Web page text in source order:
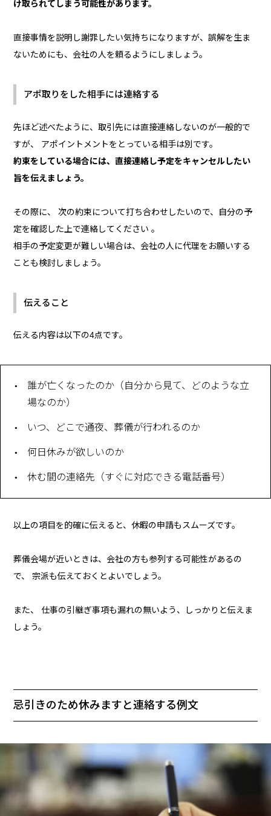
け取られてしまう可能性があります。
直接事情を説明し謝罪したい気持ちになりますが、誤解を生ま
ないためにも、会社の人を頼るようにしましょう。
アポ取りをした相手には連絡する
先ほど述べたように、取引先には直接連絡しないのが一般的で
すが、 アポイントメントをとっている相手は別です。
約束をしている場合には、直接連絡し予定をキャンセルしたい
旨を伝えましょう。
その際に、 次の約束について打ち合わせしたいので、自分の予
定を確認した上で連絡してください 。
相手の予定変更が難しい場合は、会社の人に代理をお願いする
ことも検討しましょう。
伝えること
伝える内容は以下の4点です。
誰が亡くなったのか（自分から見て、どのような立
場なのか）
いつ、どこで通夜、葬儀が行われるのか
何日休みが欲しいのか
休む間の連絡先（すぐに対応できる電話番号）
以上の項目を的確に伝えると、休暇の申請もスムーズです。
葬儀会場が近いときは、会社の方も参列する可能性があるの
で、 宗派も伝えておくとよいでしょう。
また、 仕事の引継ぎ事項も漏れの無いよう、しっかりと伝えま
しょう。
忌引きのため休みますと連絡する例文